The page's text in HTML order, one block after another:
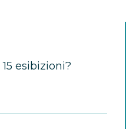
esibizioni?